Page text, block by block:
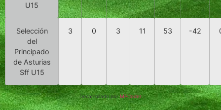
U15
Selección
del
Principado
de Asturias
Sff U15
3 0 3 11 53 -42
Desarrollado porMPCoder